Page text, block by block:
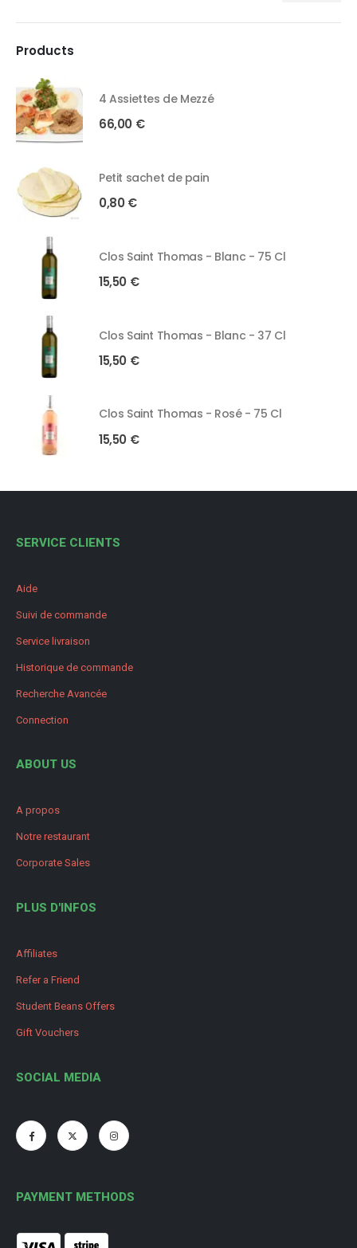
Products
4 Assiettes de Mezzé
66,00 €
Petit sachet de pain
0,80 €
Clos Saint Thomas - Blanc - 75 Cl
15,50 €
Clos Saint Thomas - Blanc - 37 Cl
15,50 €
Clos Saint Thomas - Rosé - 75 Cl
15,50 €
SERVICE CLIENTS
Aide
Suivi de commande
Service livraison
Historique de commande
Recherche Avancée
Connection
ABOUT US
A propos
Notre restaurant
Corporate Sales
PLUS D'INFOS
Affiliates
Refer a Friend
Student Beans Offers
Gift Vouchers
SOCIAL MEDIA
PAYMENT METHODS